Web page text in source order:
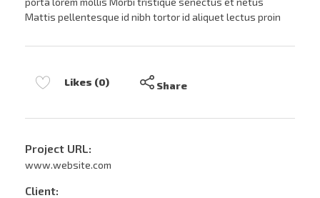
Mattis pellentesque id nibh tortor id aliquet lectus proin
Likes (0) Share
Project URL:
www.website.com
Client: